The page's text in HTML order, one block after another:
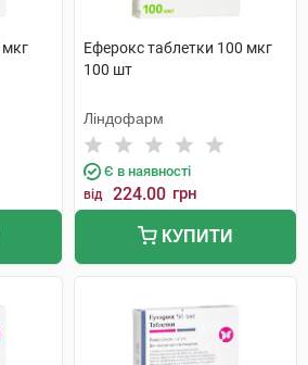
мкг
Еферокс таблетки 100 мкг
100 шт
Ліндофарм
Є в наявності
від 224.00 грн
КУПИТИ